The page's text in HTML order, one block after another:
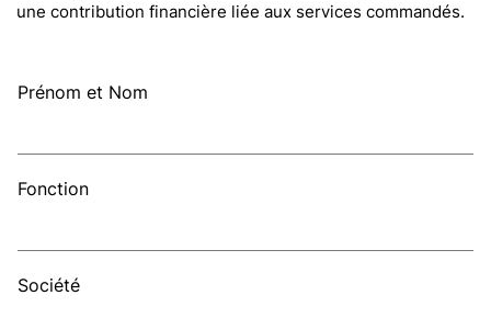
une contribution financière liée aux services commandés.
Prénom et Nom
Fonction
Société